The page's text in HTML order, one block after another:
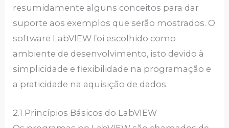
resumidamente alguns conceitos para dar
suporte aos exemplos que serão mostrados. O
software LabVIEW foi escolhido como
ambiente de desenvolvimento, isto devido à
simplicidade e flexibilidade na programação e
a praticidade na aquisição de dados.
2.1 Princípios Básicos do LabVIEW